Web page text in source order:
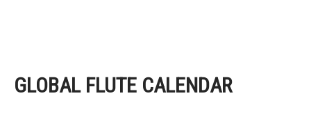
GLOBAL FLUTE CALENDAR